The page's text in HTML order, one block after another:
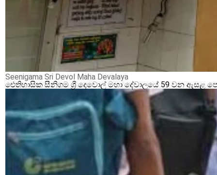
Seenigama Sri Devol Maha Devalaya
ඓතිහාසික සීනිගම ශ්‍රී දෙවොල් මහා දේවාලයේ 59 වන ඇසළ